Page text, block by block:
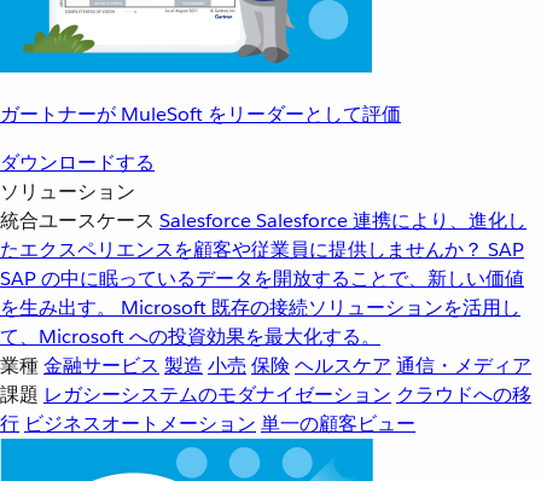
ガートナーが MuleSoft をリーダーとして評価
ダウンロードする
ソリューション
統合ユースケース SalesforceSalesforce 連携により、進化し
たエクスペリエンスを顧客や従業員に提供しませんか？ SAP
SAP の中に眠っているデータを開放することで、新しい価値
を生み出す。
Microsoft 既存の接続ソリューションを活用し
て、Microsoft への投資効果を最大化する。
業種金融サービス 製造 小売 保険 ヘルスケア 通信・メディア
課題 レガシーシステムのモダナイゼーション クラウドへの移
行 ビジネスオートメーション 単一の顧客ビュー